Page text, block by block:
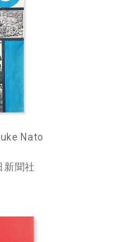
Nato
新聞社